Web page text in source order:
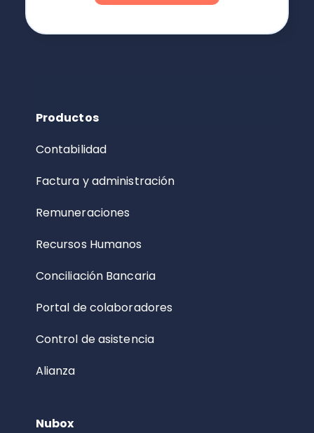
Productos
Contabilidad
Factura y administración
Remuneraciones
Recursos Humanos
Conciliación Bancaria
Portal de colaboradores
Control de asistencia
Alianza
Nubox